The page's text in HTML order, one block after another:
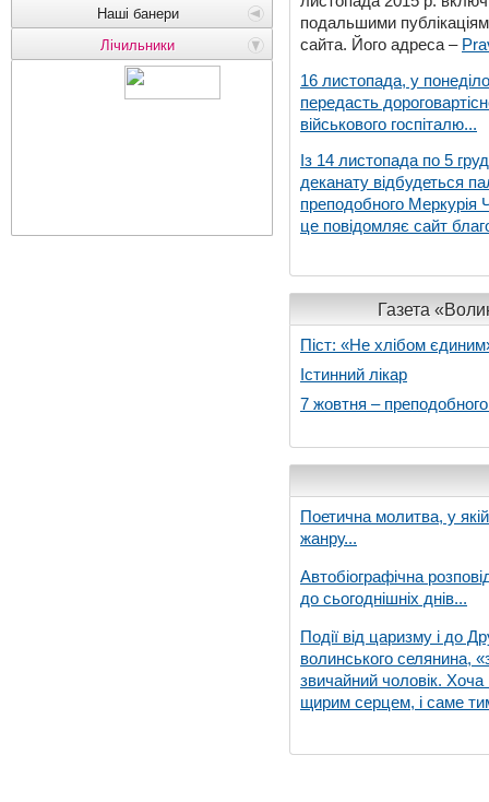
Наші банери
Лічильники
подальшими
сайта. Його адреса –
16 листопада, у
передасть
військового госпіталю...
Із 14 листопада по 5
деканату відбудеться
преподобного Меркурія
це повідомляє сайт
Газета
Піст: «Не хлібом
Істинний лікар
7 жовтня –
Поетична молитва, у
жанру...
Автобіографічна
до сьогоднішніх днів...
Події від царизму і до
волинського селянина,
звичайний чоловік. Хоча
щирим серцем, і саме